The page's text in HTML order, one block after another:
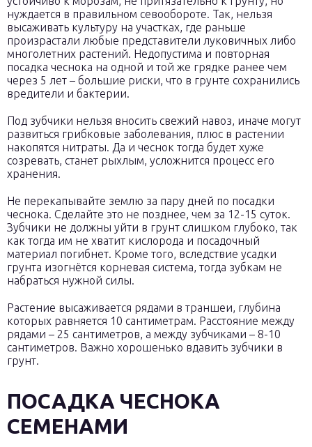
нуждается в правильном севообороте. Так, нельзя
высаживать культуру на участках, где раньше
произрастали любые представители луковичных либо
многолетних растений. Недопустима и повторная
посадка чеснока на одной и той же грядке ранее чем
через 5 лет – большие риски, что в грунте сохранились
вредители и бактерии.
Под зубчики нельзя вносить свежий навоз, иначе могут
развиться грибковые заболевания, плюс в растении
накопятся нитраты. Да и чеснок тогда будет хуже
созревать, станет рыхлым, усложнится процесс его
хранения.
Не перекапывайте землю за пару дней по посадки
чеснока. Сделайте это не позднее, чем за 12-15 суток.
Зубчики не должны уйти в грунт слишком глубоко, так
как тогда им не хватит кислорода и посадочный
материал погибнет. Кроме того, вследствие усадки
грунта изогнётся корневая система, тогда зубкам не
набраться нужной силы.
Растение высаживается рядами в траншеи, глубина
которых равняется 10 сантиметрам. Расстояние между
рядами – 25 сантиметров, а между зубчиками – 8-10
сантиметров. Важно хорошенько вдавить зубчики в
грунт.
ПОСАДКА ЧЕСНОКА
СЕМЕНАМИ